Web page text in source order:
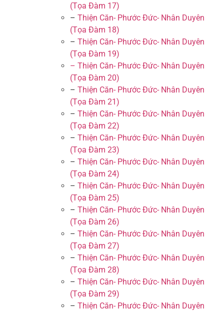
(Tọa Đàm 17)
– Thiện Căn- Phước Đức- Nhân Duyên
(Tọa Đàm 18)
– Thiện Căn- Phước Đức- Nhân Duyên
(Tọa Đàm 19)
– Thiện Căn- Phước Đức- Nhân Duyên
(Tọa Đàm 20)
– Thiện Căn- Phước Đức- Nhân Duyên
(Tọa Đàm 21)
– Thiện Căn- Phước Đức- Nhân Duyên
(Tọa Đàm 22)
– Thiện Căn- Phước Đức- Nhân Duyên
(Tọa Đàm 23)
– Thiện Căn- Phước Đức- Nhân Duyên
(Tọa Đàm 24)
– Thiện Căn- Phước Đức- Nhân Duyên
(Tọa Đàm 25)
– Thiện Căn- Phước Đức- Nhân Duyên
(Tọa Đàm 26)
– Thiện Căn- Phước Đức- Nhân Duyên
(Tọa Đàm 27)
– Thiện Căn- Phước Đức- Nhân Duyên
(Tọa Đàm 28)
– Thiện Căn- Phước Đức- Nhân Duyên
(Tọa Đàm 29)
– Thiện Căn- Phước Đức- Nhân Duyên